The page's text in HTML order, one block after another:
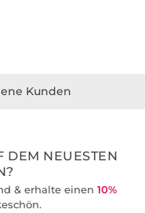
Kunden
DEM NEUESTEN
& erhalte einen 10%